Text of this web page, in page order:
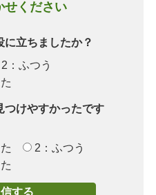
せください
に立ちましたか？
2：ふつう
つけやすかったです
2：ふつう